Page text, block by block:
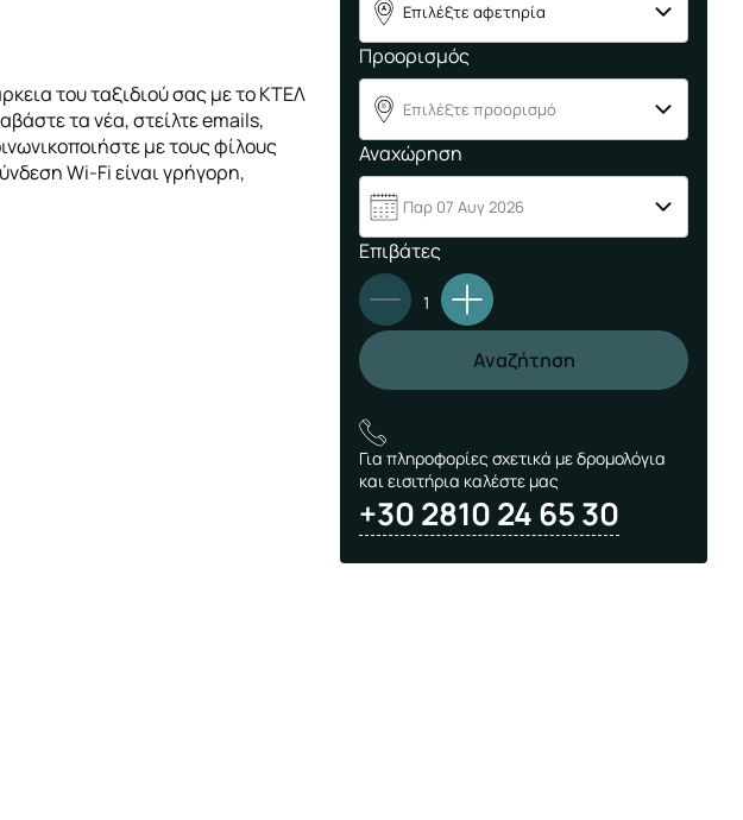
του ταξιδιού σας με το ΚΤΕΛ
τα νέα, στείλτε emails,
με τους φίλους
Wi-Fi είναι γρήγορη,
Για πληροφορίες σχετικά με δρομολόγια
και εισιτήρια καλέστε μας
+30 2810 24 65 30
A Επιλέξτε αφετηρία
Προορισμός
B Επιλέξτε προορισμό
Αναχώρηση
Παρ 07 Αυγ 2026
Επιβάτες
1
Αναζήτηση